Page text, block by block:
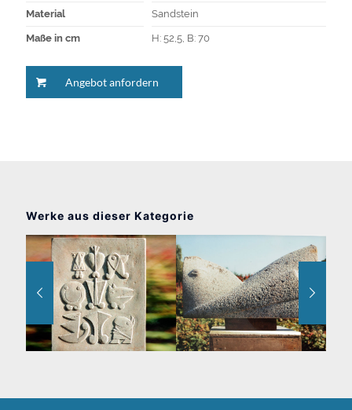
Material Sandstein
Maße in cm H: 52,5, B: 70
Angebot anfordern
Werke aus dieser Kategorie